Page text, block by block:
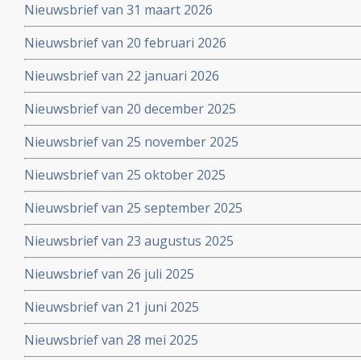
Nieuwsbrief van 31 maart 2026
Nieuwsbrief van 20 februari 2026
Nieuwsbrief van 22 januari 2026
Nieuwsbrief van 20 december 2025
Nieuwsbrief van 25 november 2025
Nieuwsbrief van 25 oktober 2025
Nieuwsbrief van 25 september 2025
Nieuwsbrief van 23 augustus 2025
Nieuwsbrief van 26 juli 2025
Nieuwsbrief van 21 juni 2025
Nieuwsbrief van 28 mei 2025